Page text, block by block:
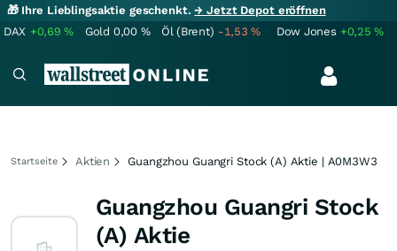
🎁 Ihre Lieblingsaktie geschenkt.→ Jetzt Depot eröffnen
DAX +0,69% Gold 0,00 % Öl (Brent) -1,53% Dow Jones +0,25%
Startseite Aktien Guangzhou Guangri Stock (A) Aktie | A0M3W3
Guangzhou Guangri Stock
(A) Aktie